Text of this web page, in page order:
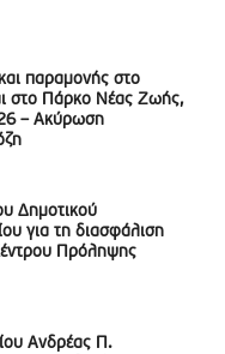
παραμονής στο
στο Πάρκο Νέας Ζωής,
– Ακύρωση
Δημοτικού
για τη διασφάλιση
Πρόληψης
Ανδρέας Π.